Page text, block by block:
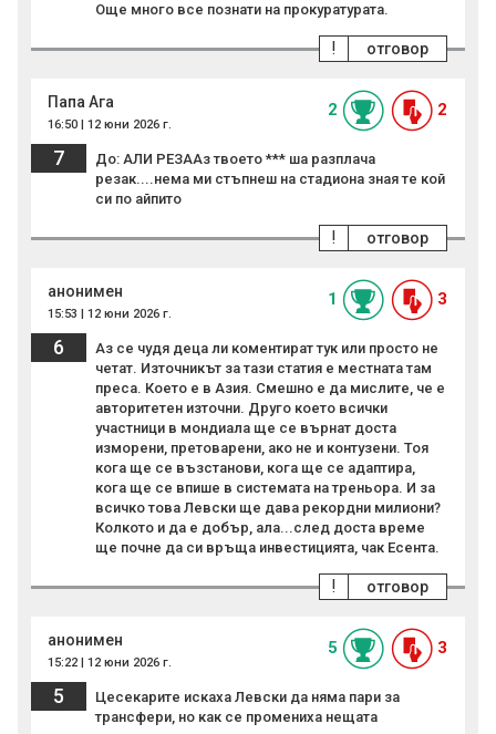
Още много все познати на прокуратурата.
отговор
!
Папа Ага
16:50 | 12 юни 2026 г.
2 2
7
До: АЛИ РЕЗААз твоето *** ша разплача
резак....нема ми стъпнеш на стадиона зная те кой
си по айпито
отговор
!
анонимен
15:53 | 12 юни 2026 г.
1 3
6
Аз се чудя деца ли коментират тук или просто не
четат. Източникът за тази статия е местната там
преса. Което е в Азия. Смешно е да мислите, че е
авторитетен източни. Друго което всички
участници в мондиала ще се върнат доста
изморени, претоварени, ако не и контузени. Тоя
кога ще се възстанови, кога ще се адаптира,
кога ще се впише в системата на треньора. И за
всичко това Левски ще дава рекордни милиони?
Колкото и да е добър, ала...след доста време
ще почне да си връща инвестицията, чак Есента.
отговор
!
анонимен
15:22 | 12 юни 2026 г.
5 3
5
Цесекарите искаха Левски да няма пари за
трансфери, но как се промениха нещата